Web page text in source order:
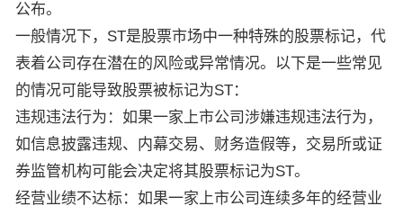
公布。
一般情况下，ST是股票市场中一种特殊的股票标记，代
表着公司存在潜在的风险或异常情况。以下是一些常见
的情况可能导致股票被标记为ST：
违规违法行为：如果一家上市公司涉嫌违规违法行为，
如信息披露违规、内幕交易、财务造假等，交易所或证
券监管机构可能会决定将其股票标记为ST。
经营业绩不达标：如果一家上市公司连续多年的经营业